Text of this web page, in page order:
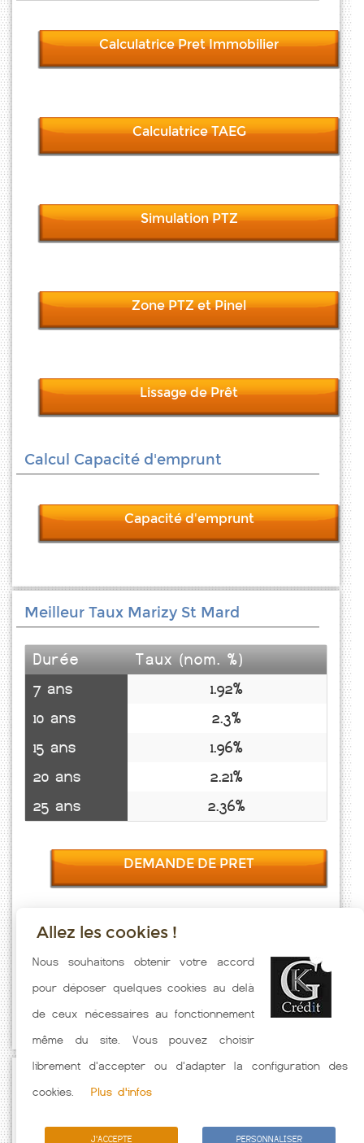
Calculatrice Pret Immobilier
Calculatrice TAEG
Simulation PTZ
Zone PTZ et Pinel
Lissage de Prêt
Calcul Capacité d'emprunt
Capacité d'emprunt
Meilleur Taux Marizy St Mard
Durée
Taux (nom. %)
7 ans
1.92%
10 ans
2.3%
15 ans
1.96%
20 ans
2.21%
25 ans
2.36%
DEMANDE DE PRET
Taux emprunt actualisés (Marizy St Mard) toutes les semaines. Taux
Immobilier pratiqués par nos partenaires bancaires. Meilleur Taux
hors assurance. Taux crédit immobilier indicatif fonction des
caractéristiques de l'emprunteur.
Allez les cookies !
Nous souhaitons obtenir votre accord
pour déposer quelques cookies au delà
de ceux nécessaires au fonctionnement
même du site. Vous pouvez choisir
librement d'accepter ou d'adapter la configuration des
cookies.
Plus d'infos
J'ACCEPTE PERSONNALISER